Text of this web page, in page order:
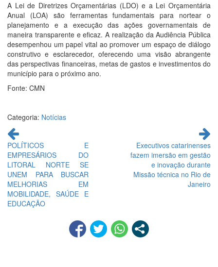
A Lei de Diretrizes Orçamentárias (LDO) e a Lei Orçamentária
Anual (LOA) são ferramentas fundamentais para nortear o
planejamento e a execução das ações governamentais de
maneira transparente e eficaz. A realização da Audiência Pública
desempenhou um papel vital ao promover um espaço de diálogo
construtivo e esclarecedor, oferecendo uma visão abrangente
das perspectivas financeiras, metas de gastos e investimentos do
município para o próximo ano.
Fonte: CMN
Categoria: Notícias
Continue
lendo
POLÍTICOS E
EMPRESÁRIOS DO
LITORAL NORTE SE
UNEM PARA BUSCAR
MELHORIAS EM
MOBILIDADE, SAÚDE E
EDUCAÇÃO
Executivos catarinenses
fazem imersão em gestão
e inovação durante
Missão técnica no Rio de
Janeiro